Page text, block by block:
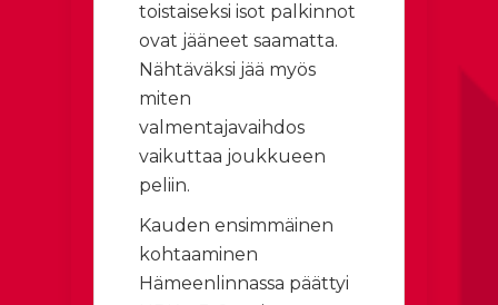
toistaiseksi isot palkinnot
ovat jääneet saamatta.
Nähtäväksi jää myös
miten
valmentajavaihdos
vaikuttaa joukkueen
peliin.
Kauden ensimmäinen
kohtaaminen
Hämeenlinnassa päättyi